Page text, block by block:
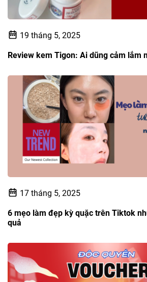
19 tháng 5, 2025
Review kem Tigon: Ai dũng cảm lắm
17 tháng 5, 2025
6 mẹo làm đẹp kỳ quặc trên Tiktok
quả